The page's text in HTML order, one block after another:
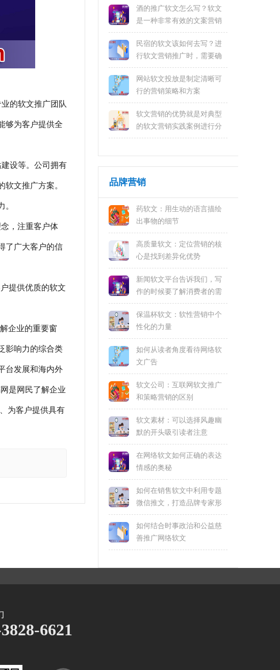
的软文推广团队
够为客户提供全
设等。公司拥有
文推广方案。
，注重客户体
了广大客户的信
提供优质的软文
企业的重要窗
影响力的综合类
台发展和海内外
是网民了解企业
为客户提供具有
酒的推广软文怎么写？软文
是一种非常有效的文案营销
方式
民宿的软文该如何去写？进
行软文营销推广时，需要确
定目标受众和推广渠道
网站软文投放是制定清晰可
行的营销策略和方案
软文营销的优势就是对典型
的软文营销实践案例进行分
析
品牌营销
药软文：用生动的语言描绘
出事物的细节
高质量软文：定位营销的核
心是找到差异化优势
新闻软文平台告诉我们，写
作的时候要了解消费者的需
求和偏好
保温杯软文：软性营销中个
性化的力量
如何从读者角度看待网络软
文广告
软文公司：互联网软文推广
和策略营销的区别
软文素材：可以选择风趣幽
默的开头吸引读者注意
在网络软文如何正确的表达
情感的奥秘
如何在销售软文中利用专题
微信推文，打造品牌专家形
象
如何结合时事政治和公益慈
善推广网络软文
6621